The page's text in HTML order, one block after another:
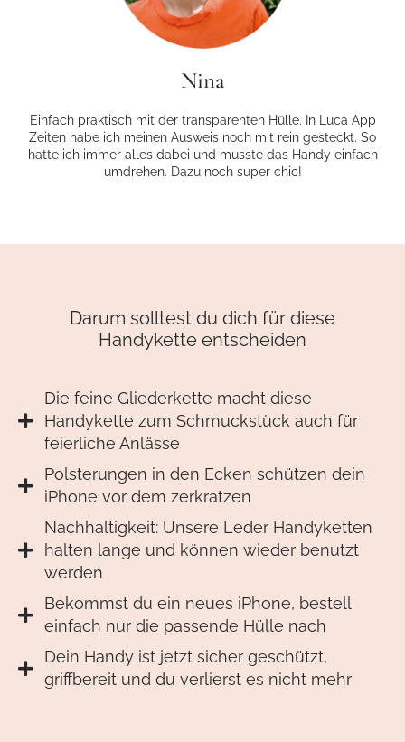
Nina
Einfach praktisch mit der transparenten Hülle. In Luca App
Zeiten habe ich meinen Ausweis noch mit rein gesteckt. So
hatte ich immer alles dabei und musste das Handy einfach
umdrehen. Dazu noch super chic!
Darum solltest du dich für diese
Handykette entscheiden
Die feine Gliederkette macht diese
Handykette zum Schmuckstück auch für
feierliche Anlässe
Polsterungen in den Ecken schützen dein
iPhone vor dem zerkratzen
Nachhaltigkeit: Unsere Leder Handyketten
halten lange und können wieder benutzt
werden
Bekommst du ein neues iPhone, bestell
einfach nur die passende Hülle nach
Dein Handy ist jetzt sicher geschützt,
griffbereit und du verlierst es nicht mehr